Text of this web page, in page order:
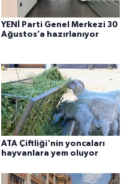
YENİ Parti Genel Merkezi 30
Ağustos’a hazırlanıyor
ATA Çiftliği'nin yoncaları
hayvanlara yem oluyor